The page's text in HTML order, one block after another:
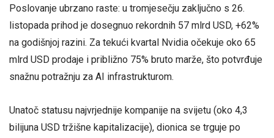
Poslovanje ubrzano raste: u tromjesečju zaključno s 26.
listopada prihod je dosegnuo rekordnih 57 mlrd USD, +62%
na godišnjoj razini. Za tekući kvartal Nvidia očekuje oko 65
mlrd USD prodaje i približno 75% bruto marže, što potvrđuje
snažnu potražnju za AI infrastrukturom.
Unatoč statusu najvrjednije kompanije na svijetu (oko 4,3
bilijuna USD tržišne kapitalizacije), dionica se trguje po